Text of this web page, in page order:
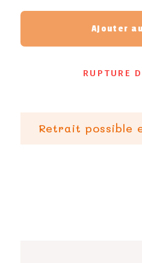
Ajouter
RUPTURE
Retrait possible